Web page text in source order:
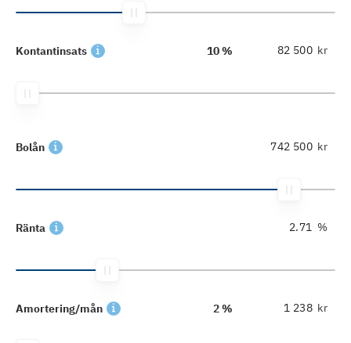
Kontantinsats 10 % kr
Bolån kr
Ränta %
Amortering/mån 2 % kr